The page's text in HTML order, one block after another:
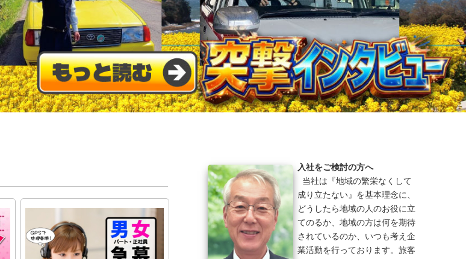
入社をご検討の方へ
当社は『地域の繁栄なくして
成り立たない』を基本理念に、
どうしたら地域の人のお役に立
てのるか、地域の方は何を期待
されているのか、いつも考え企
業活動を行っております。旅客